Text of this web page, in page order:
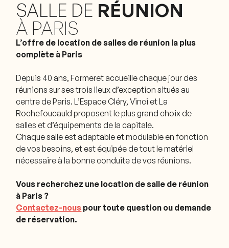
SALLE DE RÉUNION
À PARIS
L’offre de location de salles de réunion la plus
complète à Paris
Depuis 40 ans, Formeret accueille chaque jour des
réunions sur ses trois lieux d’exception situés au
centre de Paris. L’Espace Cléry, Vinci et La
Rochefoucauld proposent le plus grand choix de
salles et d’équipements de la capitale.
Chaque salle est adaptable et modulable en fonction
de vos besoins, et est équipée de tout le matériel
nécessaire à la bonne conduite de vos réunions.
Vous recherchez une location de salle de réunion
à Paris ?
Contactez-nous pour toute question ou demande
de réservation.